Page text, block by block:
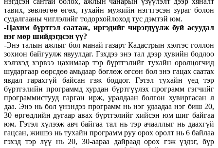
тавих, зөвлөгөө өгөх, тухайн мужийн нэгтгэсэн зураг болон
судалгааны чиглэлийг тодорхойлоход тус дэмтэй юм.
-Цахим бүртгэл саатаж, иргэдийг чирэгдүүлж буй асуудал
нэг мөр шийдэгдсэн үү?
-Энэ талын ажлыг бол манай газарт Кадастрын хэлтэс голлон
зохион байгуулж явуулдаг. Гэхдээ энэ тал дээр хувийн бодлоо
хэлэхэд хэрвээ цахимаар тэр бүртгэлийг тухайн оролцогчид
шударгаар өөрсдөө амьдаар бөглөж өгсөн бол энэ гацах саатах
явдал гарахгүй байсан гэж боддог. Гэтэл тухайн үед тэр
бүртгэлийн программд хурдан бүртгүүлэх программ гэгчийг
программистууд гарган ирж, уралдаан болгон хувиргасан л
даа. Энэ нь бол үнэндээ программ нь нэг удаадаа нэг биш 20,
30 өргөдлийн дугаар авах бүртгэлийг хийсэн юм шиг байгаа
юм. Гэтэл хүлээж авч байгаа тал нь тэр ачааллыг нь даахгүй
гацсан, жишээ нь тухайн программ руу орох оролт нь 6 байлаа
гэхэд тэр лүү нь 20, 30-аараа дайраад орох гэж үздэг, бүр